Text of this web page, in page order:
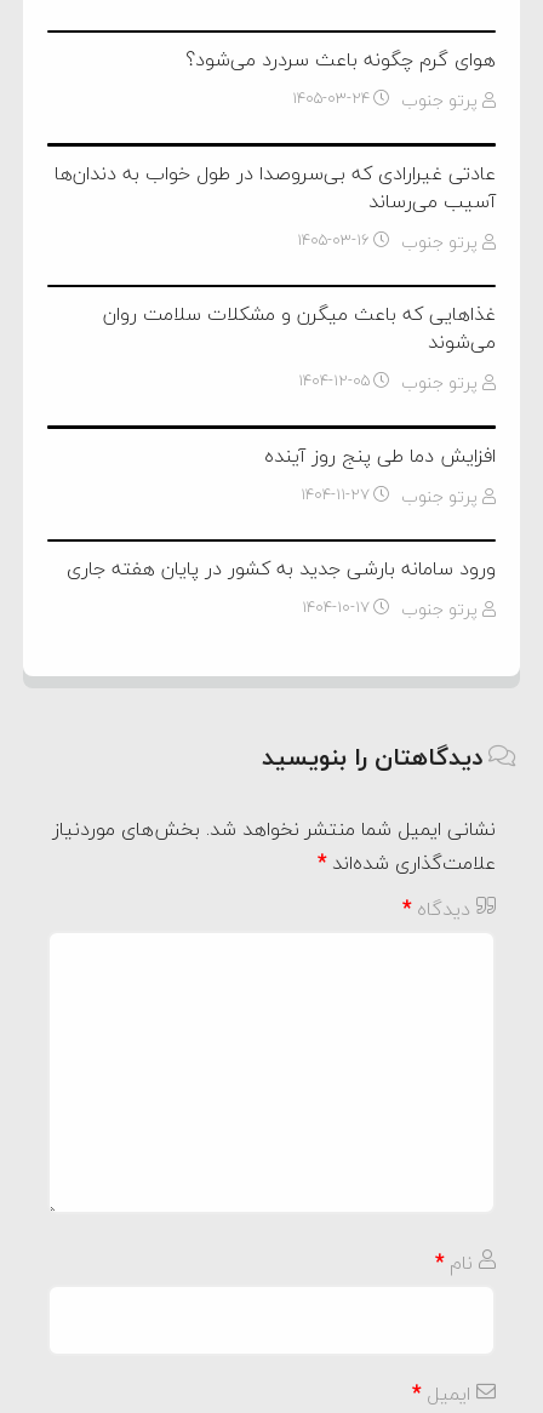
هوای گرم چگونه باعث سردرد می‌شود؟
پرتو جنوب ۱۴۰۵-۰۳-۲۴
عادتی غیرارادی که بی‌سروصدا در طول خواب به دندان‌ها
آسیب می‌رساند
پرتو جنوب ۱۴۰۵-۰۳-۱۶
غذا‌هایی که باعث میگرن و مشکلات سلامت روان
می‌شوند
پرتو جنوب ۱۴۰۴-۱۲-۰۵
افزایش دما طی پنج روز آینده
پرتو جنوب ۱۴۰۴-۱۱-۲۷
ورود سامانه بارشی جدید به کشور در پایان هفته جاری
پرتو جنوب ۱۴۰۴-۱۰-۱۷
دیدگاهتان را بنویسید
نشانی ایمیل شما منتشر نخواهد شد. بخش‌های موردنیاز
علامت‌گذاری شده‌اند*
دیدگاه*
نام*
ایمیل*